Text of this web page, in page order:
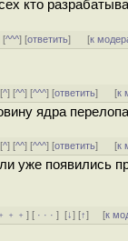
кто
[^^^] [ответить] [к
^] [^^] [^^^] [ответить] [к
ядра
^] [^^] [^^^] [ответить] [к
уже появились
﹢﹢﹢] [ · · ·][↓] [↑] [к